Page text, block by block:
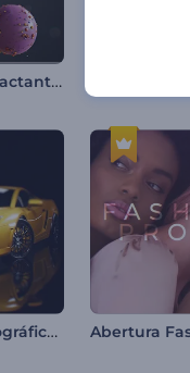
Revelação Impactante de Logotipo
Intro Cinematográfica com Carro Abertura